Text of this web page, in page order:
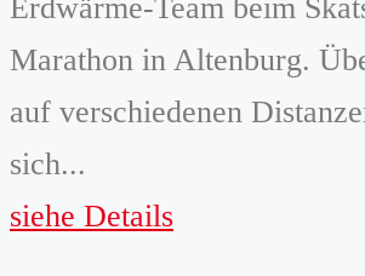
Erdwärme-Team beim
Marathon in Altenburg.
auf verschiedenen
sich...
siehe Details